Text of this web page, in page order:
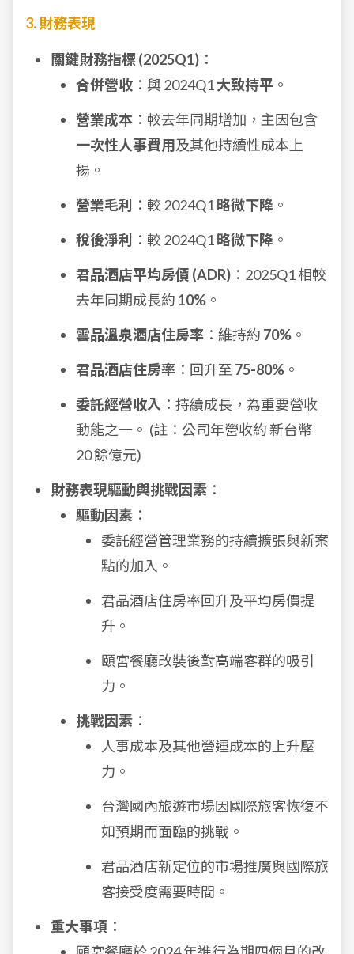
3. 財務表現
關鍵財務指標 (2025Q1) ：
合併營收 ：與 2024Q1大致持平 。
營業成本 ：較去年同期增加，主因包含
一次性人事費用及其他持續性成本上
揚。
營業毛利
：較 2024Q1略微下降 。
稅後淨利
：較 2024Q1略微下降 。
君品酒店平均房價 (ADR) ：2025Q1 相較
去年同期成長約 10% 。
雲品溫泉酒店住房率 ：維持約 70% 。
君品酒店住房率 ：回升至 75-80% 。
委託經營收入 ：持續成長，為重要營收
動能之一。 (註：公司年營收約 新台幣
20 餘億元)
財務表現驅動與挑戰因素 ：
驅動因素 ：
委託經營管理業務的持續擴張與新案
點的加入。
君品酒店住房率回升及平均房價提
升。
頤宮餐廳改裝後對高端客群的吸引
力。
挑戰因素 ：
人事成本及其他營運成本的上升壓
力。
台灣國內旅遊市場因國際旅客恢復不
如預期而面臨的挑戰。
君品酒店新定位的市場推廣與國際旅
客接受度需要時間。
重大事項 ：